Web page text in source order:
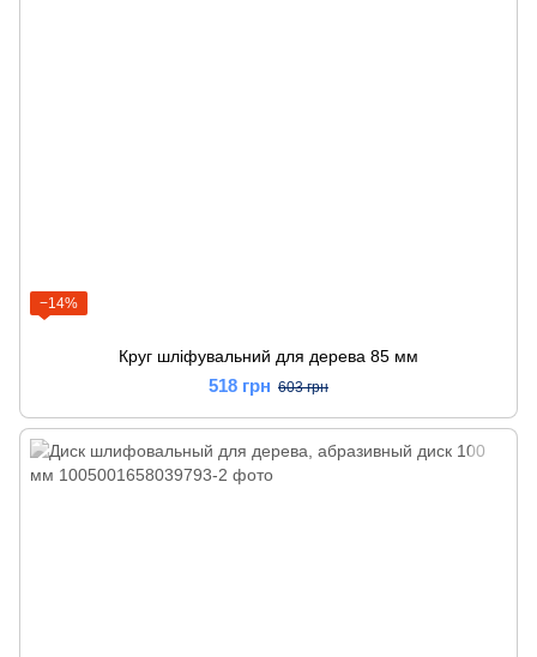
−14%
Круг шліфувальний для дерева 85 мм
518 грн 603 грн